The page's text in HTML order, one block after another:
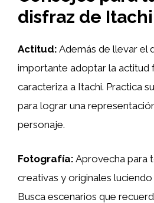
disfraz de Itachi
Actitud: Además de llevar el
importante adoptar la actitud
caracteriza a Itachi. Practica
para lograr una
personaje.
Fotografía: Aprovecha para
creativas y originales
Busca escenarios que